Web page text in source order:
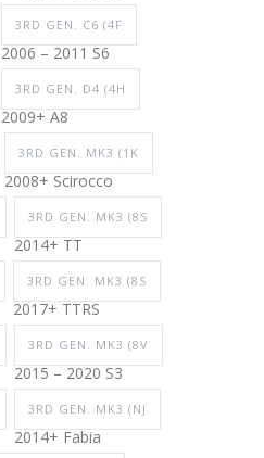
3RD GEN. C6 (4F
2006 – 2011 S6
3RD GEN. D4 (4H
2009+ A8
3RD GEN. MK3 (1K
2008+ Scirocco
3RD GEN. MK3 (8S
2014+ TT
3RD GEN. MK3 (8S
2017+ TTRS
3RD GEN. MK3 (8V
2015 – 2020 S3
3RD GEN. MK3 (NJ
2014+ Fabia